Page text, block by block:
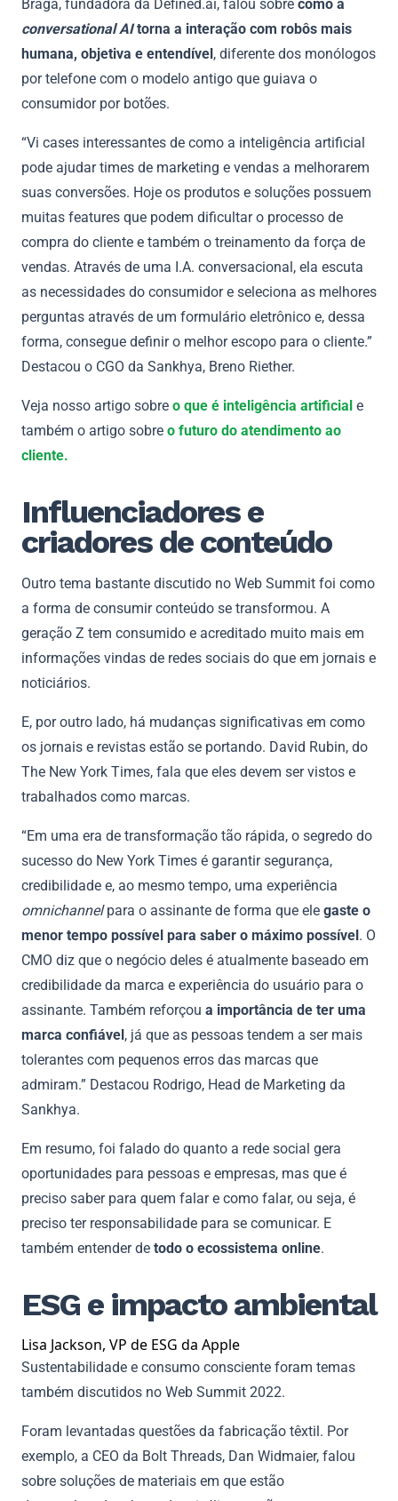
Braga, fundadora da Defined.ai, falou sobre como a
conversational AItorna a interação com robôs mais
humana, objetiva e entendível, diferente dos monólogos
por telefone com o modelo antigo que guiava o
consumidor por botões.
“Vi cases interessantes de como a inteligência artificial
pode ajudar times de marketing e vendas a melhorarem
suas conversões. Hoje os produtos e soluções possuem
muitas features que podem dificultar o processo de
compra do cliente e também o treinamento da força de
vendas. Através de uma I.A. conversacional, ela escuta
as necessidades do consumidor e seleciona as melhores
perguntas através de um formulário eletrônico e, dessa
forma, consegue definir o melhor escopo para o cliente.”
Destacou o CGO da Sankhya, Breno Riether.
Veja nosso artigo sobre o que é inteligência artificial e
também o artigo sobre o futuro do atendimento ao
cliente.
Influenciadores e
criadores de conteúdo
Outro tema bastante discutido no Web Summit foi como
a forma de consumir conteúdo se transformou. A
geração Z tem consumido e acreditado muito mais em
informações vindas de redes sociais do que em jornais e
noticiários.
E, por outro lado, há mudanças significativas em como
os jornais e revistas estão se portando. David Rubin, do
The New York Times, fala que eles devem ser vistos e
trabalhados como marcas.
“Em uma era de transformação tão rápida, o segredo do
sucesso do New York Times é garantir segurança,
credibilidade e, ao mesmo tempo, uma experiência
omnichannelpara o assinante de forma que ele gaste o
menor tempo possível para saber o máximo possível. O
CMO diz que o negócio deles é atualmente baseado em
credibilidade da marca e experiência do usuário para o
assinante. Também reforçou a importância de ter uma
marca confiável, já que as pessoas tendem a ser mais
tolerantes com pequenos erros das marcas que
admiram.” Destacou Rodrigo, Head de Marketing da
Sankhya.
Em resumo, foi falado do quanto a rede social gera
oportunidades para pessoas e empresas, mas que é
preciso saber para quem falar e como falar, ou seja, é
preciso ter responsabilidade para se comunicar. E
também entender de todo o ecossistema online.
ESG e impacto ambiental
Lisa Jackson, VP de ESG da Apple
Sustentabilidade e consumo consciente foram temas
também discutidos no Web Summit 2022.
Foram levantadas questões da fabricação têxtil. Por
exemplo, a CEO da Bolt Threads, Dan Widmaier, falou
sobre soluções de materiais em que estão